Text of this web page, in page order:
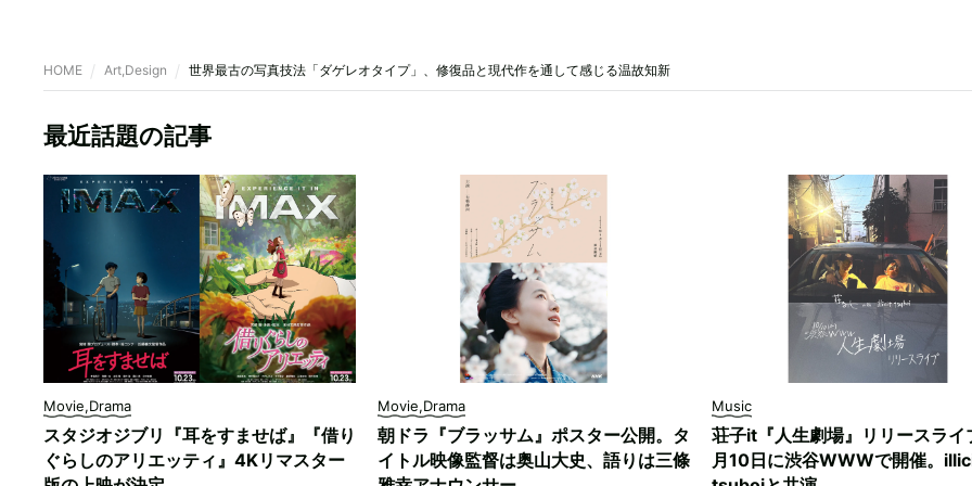
HOME Art,Design 世界最古の写真技法「ダゲレオタイプ」、修復品と現代作を通して感じる温故知新
最近話題の記事
Movie,Drama
スタジオジブリ『耳をすませば』『借り
ぐらしのアリエッティ』4Kリマスター
Movie,Drama
朝ドラ『ブラッサム』ポスター公開。タ
イトル映像監督は奥山大史、語りは三條
Music
荘子it『人生劇場』リリースライ
月10日に渋谷WWWで開催。